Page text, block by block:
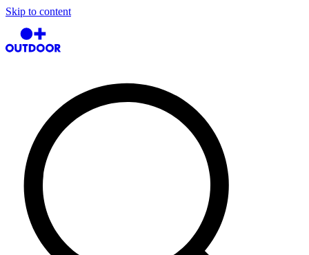
Skip to content